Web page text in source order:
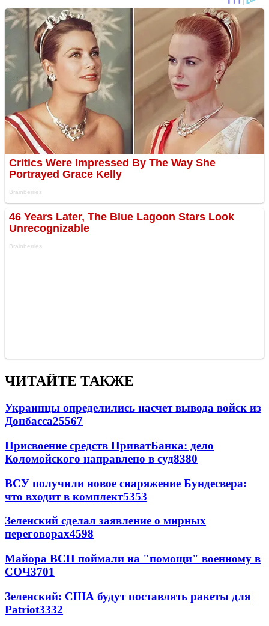
ЧИТАЙТЕ ТАКЖЕ
Украинцы определились насчет вывода войск из
Донбасса25567
Присвоение средств ПриватБанка: дело
Коломойского направлено в суд8380
ВСУ получили новое снаряжение Бундесвера:
что входит в комплект5353
Зеленский сделал заявление о мирных
переговорах4598
Майора ВСП поймали на "помощи" военному в
СОЧ3701
Зеленский: США будут поставлять ракеты для
Patriot3332